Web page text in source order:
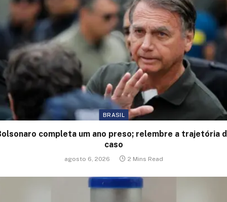
BRASIL
completa um ano preso; relembre a trajetória
caso
agosto 6, 2026 2 Mins Read